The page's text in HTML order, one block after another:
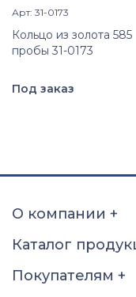
 Просмотр
Арт: 31-0173
Кольцо из золота 585
пробы 31-0173
Под заказ
15 15,5 16
О компании +
Каталог
Покупателям +